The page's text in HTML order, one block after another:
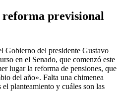
reforma previsional
Gobierno del presidente Gustavo
en el Senado, que comenzó este
lugar la reforma de pensiones, que
del año». Falta una chimenea
el planteamiento y cuáles son las